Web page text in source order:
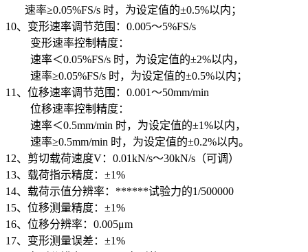
速率≥0.05%FS/s 时，为设定值的±0.5%以内；
10、变形速率调节范围：0.005～5%FS/s
变形速率控制精度：
速率＜0.05%FS/s 时，为设定值的±2%以内，
速率≥0.05%FS/s 时，为设定值的±0.5%以内；
11、位移速率调节范围：0.001～50mm/min
位移速率控制精度：
速率＜0.5mm/min 时，为设定值的±1%以内，
速率≥0.5mm/min 时，为设定值的±0.2%以内。
12、剪切载荷速度V：0.01kN/s～30kN/s（可调）
13、载荷指示精度：±1%
14、载荷示值分辨率：******试验力的1/500000
15、位移测量精度：±1%
16、位移分辨率：0.005μm
17、变形测量误差：±1%